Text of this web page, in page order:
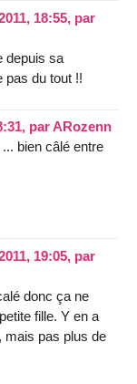
18:55, par
depuis sa
pas du tout !!
, parARozenn
bien câlé entre
19:05, par
donc ça ne
fille. Y en a
mais pas plus de